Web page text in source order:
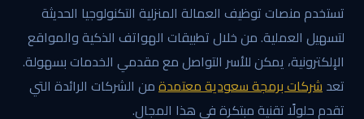
تستخدم منصات توظيف العمالة المنزلية التكنولوجيا الحديثة
لتسهيل العملية. من خلال تطبيقات الهواتف الذكية والمواقع
الإلكترونية، يمكن للأسر التواصل مع مقدمي الخدمات بسهولة.
تعدشركات برمجة سعودية معتمدةمن الشركات الرائدة التي
تقدم حلولًا تقنية مبتكرة في هذا المجال.